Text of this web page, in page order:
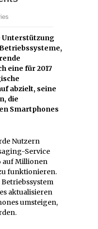
Unterstützung
eine für 2017
abzielt, seine
die
Smartphones
Nutzern
Service
auf Millionen
funktionieren.
aktualisieren
umsteigen,